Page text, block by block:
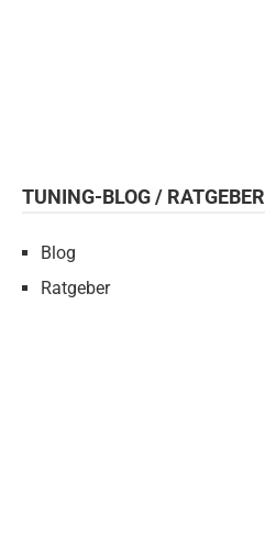
TUNING-BLOG / RATGEBER
Blog
Ratgeber